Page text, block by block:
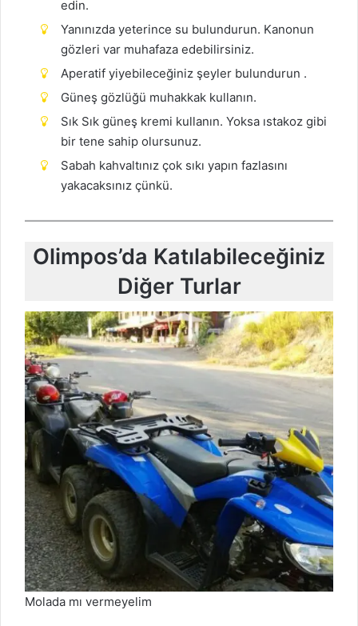
edin.
Yanınızda yeterince su bulundurun. Kanonun
gözleri var muhafaza edebilirsiniz.
Aperatif yiyebileceğiniz şeyler bulundurun .
Güneş gözlüğü muhakkak kullanın.
Sık Sık güneş kremi kullanın. Yoksa ıstakoz gibi
bir tene sahip olursunuz.
Sabah kahvaltınız çok sıkı yapın fazlasını
yakacaksınız çünkü.
Olimpos’da Katılabileceğiniz
Diğer Turlar
Molada mı vermeyelim